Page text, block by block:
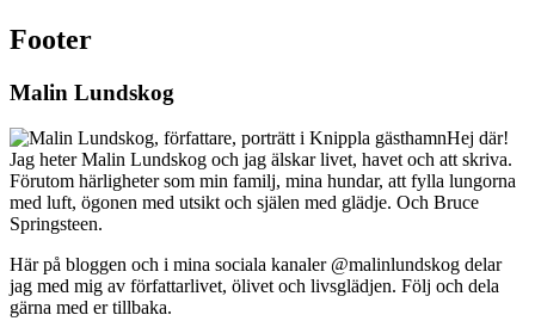
Footer
Malin Lundskog
Hej där!
Jag heter Malin Lundskog och jag älskar livet, havet och att skriva.
Förutom härligheter som min familj, mina hundar, att fylla lungorna
med luft, ögonen med utsikt och själen med glädje. Och Bruce
Springsteen.
Här på bloggen och i mina sociala kanaler @malinlundskog delar
jag med mig av författarlivet, ölivet och livsglädjen. Följ och dela
gärna med er tillbaka.